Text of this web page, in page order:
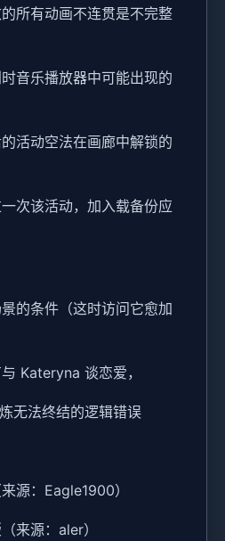
所有动画不连贯是不完整
音乐播放器中可能出现的
活动空法在画廊中解锁的
次该活动，加入载备份应
的条件（这时访问它愈加
Kateryna 谈恋爱，
无法终结的逻辑错误
源：Eagle1900）
来源：aler）